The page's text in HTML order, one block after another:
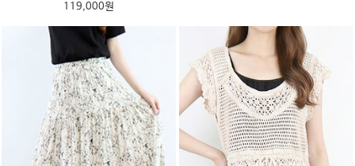
119,000원